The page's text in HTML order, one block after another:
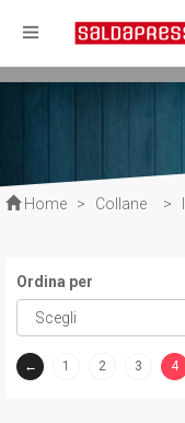
Home > Collane >
Ordina per
← 1 2 3
4